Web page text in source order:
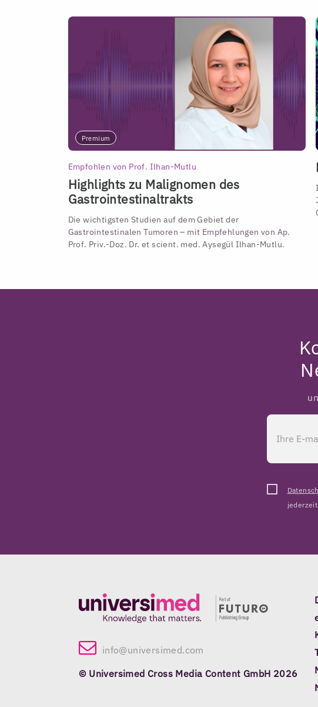
Premium
Empfohlen von Prof. Ilhan-Mutlu
Highlights zu Malignomen des
Gastrointestinaltrakts
Die wichtigsten Studien auf dem Gebiet der
Gastrointestinalen Tumoren – mit Empfehlungen von Ap.
Prof. Priv.-Doz. Dr. et scient. med. Aysegül Ilhan-Mutlu.
info@universimed.com
© Universimed Cross Media Content GmbH 2026